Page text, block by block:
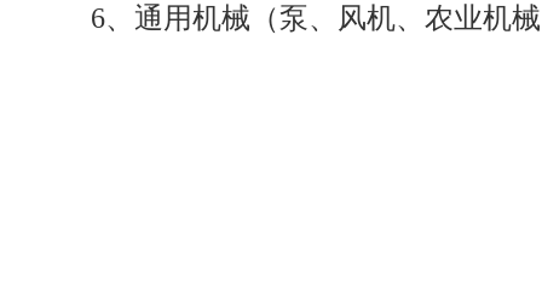
6、通用机械（泵、风机、农业机